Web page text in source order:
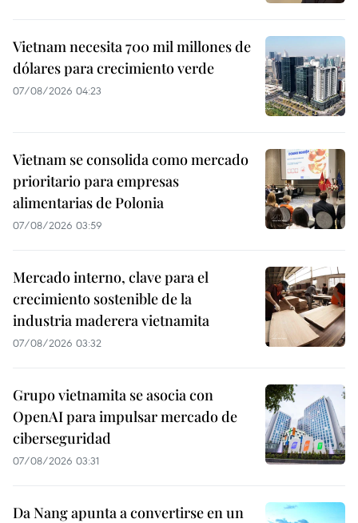
Vietnam necesita 700 mil millones de
dólares para crecimiento verde
07/08/2026 04:23
Vietnam se consolida como mercado
prioritario para empresas
alimentarias de Polonia
07/08/2026 03:59
Mercado interno, clave para el
crecimiento sostenible de la
industria maderera vietnamita
07/08/2026 03:32
Grupo vietnamita se asocia con
OpenAI para impulsar mercado de
ciberseguridad
07/08/2026 03:31
Da Nang apunta a convertirse en un